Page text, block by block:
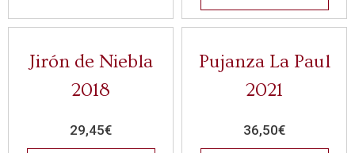
Jirón de Niebla
2018
29,45€
Pujanza La Paul
2021
36,50€